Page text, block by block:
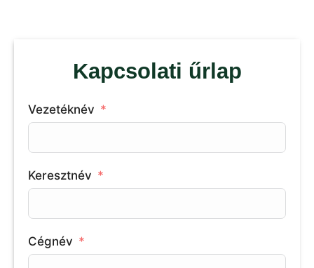
Kapcsolati űrlap
Vezetéknév
Keresztnév
Cégnév